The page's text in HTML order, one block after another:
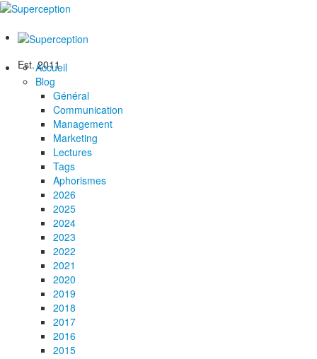
Est. 2011
Accueil
Blog
Général
Communication
Management
Marketing
Lectures
Tags
Aphorismes
2026
2025
2024
2023
2022
2021
2020
2019
2018
2017
2016
2015